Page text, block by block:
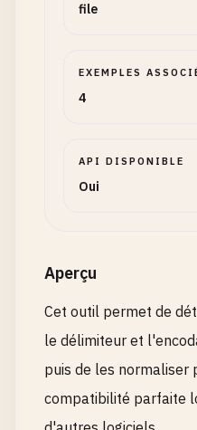
file
EXEMPLES
4
API DISPONIBLE
Oui
Aperçu
Cet outil permet de
le délimiteur et
puis de les normaliser
compatibilité parfaite